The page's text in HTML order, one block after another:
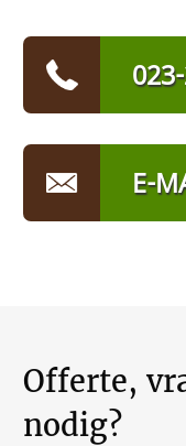
E-
Offerte,
nodig?